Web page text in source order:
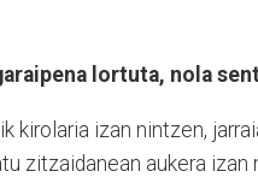
lortuta, nola
kirolaria izan nintzen,
zitzaidanean aukera